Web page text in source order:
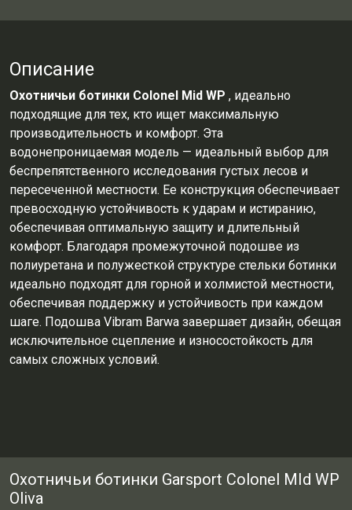
Описание
Охотничьи ботинки Colonel Mid WP , ​​идеально
подходящие для тех, кто ищет максимальную
производительность и комфорт. Эта
водонепроницаемая модель — идеальный выбор для
беспрепятственного исследования густых лесов и
пересеченной местности. Ее конструкция обеспечивает
превосходную устойчивость к ударам и истиранию,
обеспечивая оптимальную защиту и длительный
комфорт. Благодаря промежуточной подошве из
полиуретана и полужесткой структуре стельки ботинки
идеально подходят для горной и холмистой местности,
обеспечивая поддержку и устойчивость при каждом
шаге. Подошва Vibram Barwa завершает дизайн, обещая
исключительное сцепление и износостойкость для
самых сложных условий.
Охотничьи ботинки Garsport Colonel MId WP
Oliva